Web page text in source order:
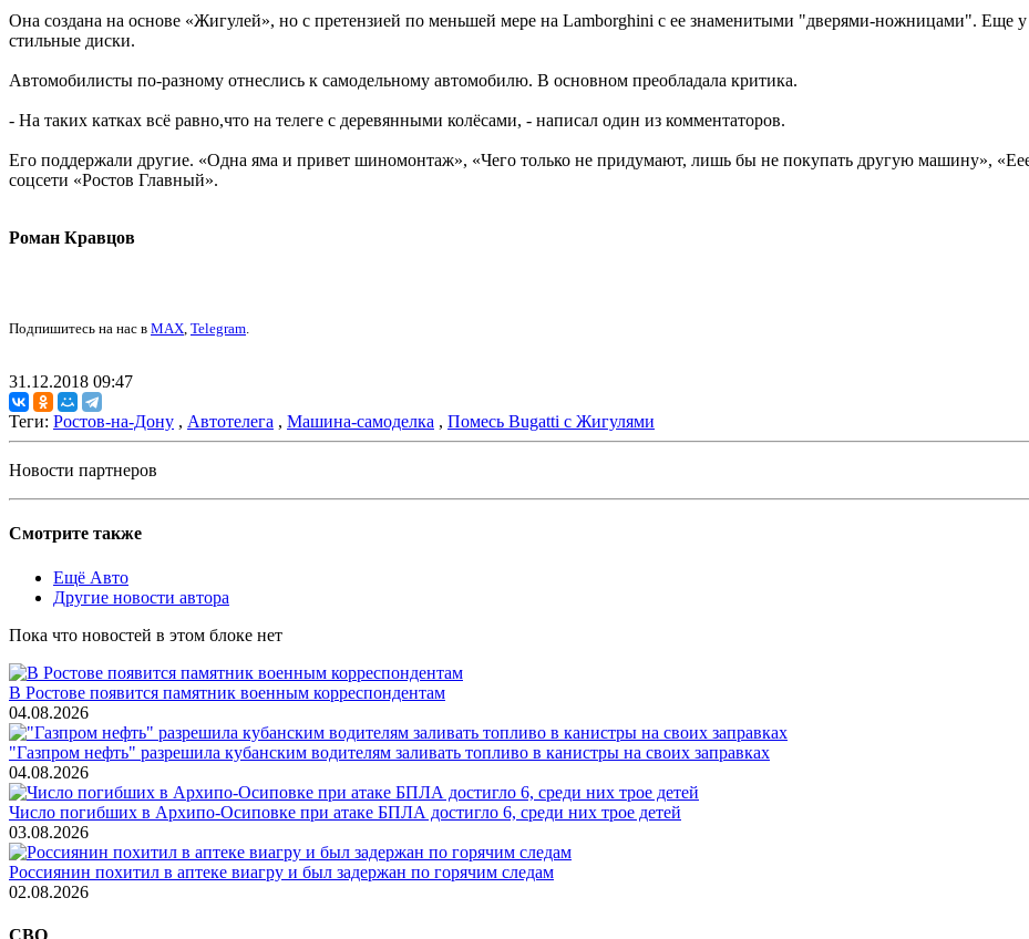
Она создана на основе «Жигулей», но с претензией по меньшей мере на Lamborghini с ее знаменитыми "дверями-ножницами". Еще
стильные диски.
Автомобилисты по-разному отнеслись к самодельному автомобилю. В основном преобладала критика.
- На таких катках всё равно,что на телеге с деревянными колёсами, - написал один из комментаторов.
Его поддержали другие. «Одна яма и привет шиномонтаж», «Чего только не придумают, лишь бы не покупать другую машину»,
соцсети «Ростов Главный».
Роман Кравцов
Подпишитесь на нас в MAX, Telegram.
31.12.2018 09:47
Теги: Ростов-на-Дону , Автотелега , Машина-самоделка , Помесь Bugatti с Жигулями
Новости партнеров
Смотрите также
Ещё Авто
Другие новости автора
Пока что новостей в этом блоке нет
В Ростове появится памятник военным корреспондентам
04.08.2026
"Газпром нефть" разрешила кубанским водителям заливать топливо в канистры на своих заправках
04.08.2026
Число погибших в Архипо-Осиповке при атаке БПЛА достигло 6, среди них трое детей
03.08.2026
Россиянин похитил в аптеке виагру и был задержан по горячим следам
02.08.2026
СВО